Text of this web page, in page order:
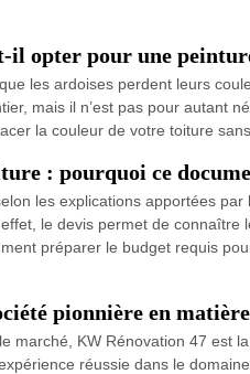
il opter pour une
les ardoises perdent leurs
mais il n’est pas pour
la couleur de votre toiture
: pourquoi ce
les explications apportées
le devis permet de
préparer le budget requis
pionnière en
marché, KW Rénovation 47 est
réussie dans le